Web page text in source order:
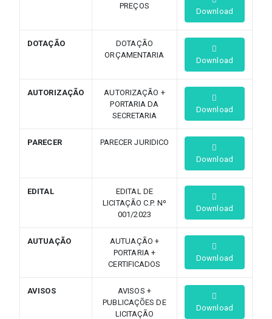
PREÇOS
Download
DOTAÇÃO
DOTAÇÃO
ORÇAMENTARIA
Download
AUTORIZAÇÃO
AUTORIZAÇÃO +
PORTARIA DA
SECRETARIA
Download
PARECER
PARECER JURIDICO
Download
EDITAL
EDITAL DE
LICITAÇÃO C.P. Nº
001/2023
Download
AUTUAÇÃO
AUTUAÇÃO +
PORTARIA +
CERTIFICADOS
Download
AVISOS
AVISOS +
PUBLICAÇÕES DE
LICITAÇÃO
Download